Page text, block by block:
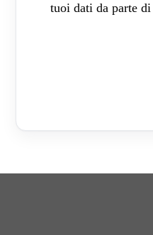
tuoi dati da parte